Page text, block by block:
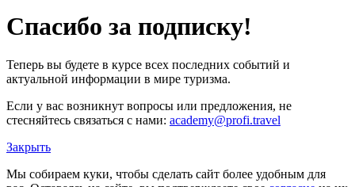
Спасибо за подписку!
Теперь вы будете в курсе всех последних событий и
актуальной информации в мире туризма.
Если у вас возникнут вопросы или предложения, не
стесняйтесь связаться с нами: academy@profi.travel
Закрыть
Мы собираем куки, чтобы сделать сайт более удобным для